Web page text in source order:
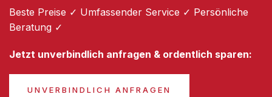
Beste Preise ✓ Umfassender Service ✓ Persönliche
Beratung ✓
Jetzt unverbindlich anfragen & ordentlich sparen:
UNVERBINDLICH ANFRAGEN